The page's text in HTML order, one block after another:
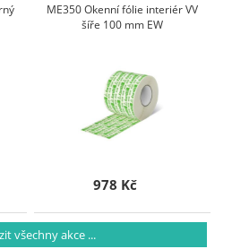
ME350 Okenní fólie interiér VV
šíře 100 mm EW
978 Kč
všechny akce ...